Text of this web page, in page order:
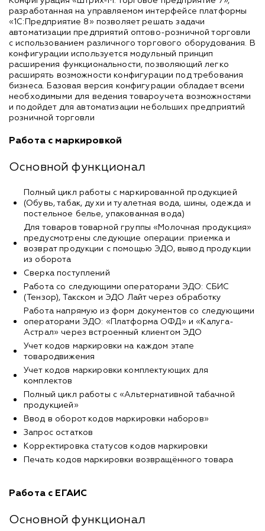
разработанная на управляемом интерфейсе платформы
«1С:Предприятие 8» позволяет решать задачи
автоматизации предприятий оптово-розничной торговли
с использованием различного торгового оборудования. В
конфигурации используется модульный принцип
расширения функциональности, позволяющий легко
расширять возможности конфигурации под требования
бизнеса. Базовая версия конфигурации обладает всеми
необходимыми для ведения товароучета возможностями
и подойдет для автоматизации небольших предприятий
розничной торговли
Работа с маркировкой
Основной функционал
Полный цикл работы с маркированной продукцией
(Обувь, табак, духи и туалетная вода, шины, одежда и
постельное белье, упакованная вода)
Для товаров товарной группы «Молочная продукция»
предусмотрены следующие операции: приемка и
возврат продукции с помощью ЭДО, вывод продукции
из оборота
Сверка поступлений
Работа со следующими операторами ЭДО: СБИС
(Тензор), Такском и ЭДО Лайт через обработку
Работа напрямую из форм документов со следующими
операторами ЭДО: «Платформа ОФД» и «Калуга-
Астрал» через встроенный клиентом ЭДО
Учет кодов маркировки на каждом этапе
товародвижения
Учет кодов маркировки комплектующих для
комплектов
Полный цикл работы с «Альтернативной табачной
продукцией»
Ввод в оборот кодов маркировки наборов»
Запрос остатков
Корректировка статусов кодов маркировки
Печать кодов маркировки возвращённого товара
Работа с ЕГАИС
Основной функционал